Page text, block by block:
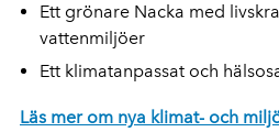
Ett grönare Nacka med
vattenmiljöer
Ett klimatanpassat och
Läs mer om nya klimat- och